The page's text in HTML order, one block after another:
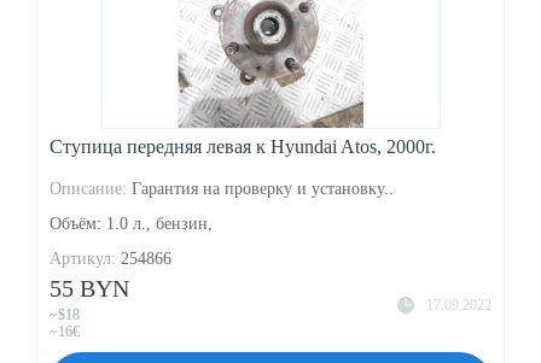
Ступица передняя левая к Hyundai Atos, 2000г.
Описание: Гарантия на проверку и установку..
Объём: 1.0 л., бензин,
Артикул: 254866
17.09.2022
55 BYN
~$18
~16€